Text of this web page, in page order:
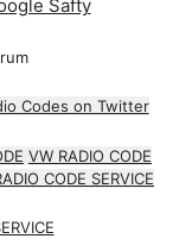
Codes on Twitter
VW RADIO CODE
CODE SERVICE